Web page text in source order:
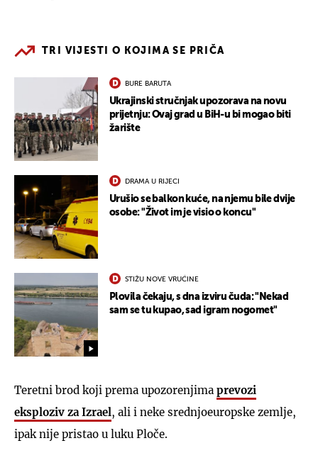
TRI VIJESTI O KOJIMA SE PRIČA
BURE BARUTA
Ukrajinski stručnjak upozorava na novu
prijetnju: Ovaj grad u BiH-u bi mogao biti
žarište
DRAMA U RIJECI
Urušio se balkon kuće, na njemu bile dvije
osobe: "Život im je visio o koncu"
STIŽU NOVE VRUĆINE
Plovila čekaju, s dna izviru čuda: "Nekad
sam se tu kupao, sad igram nogomet"
Teretni brod koji prema upozorenjima prevozi
eksploziv za Izrael, ali i neke srednjoeuropske zemlje,
ipak nije pristao u luku Ploče.